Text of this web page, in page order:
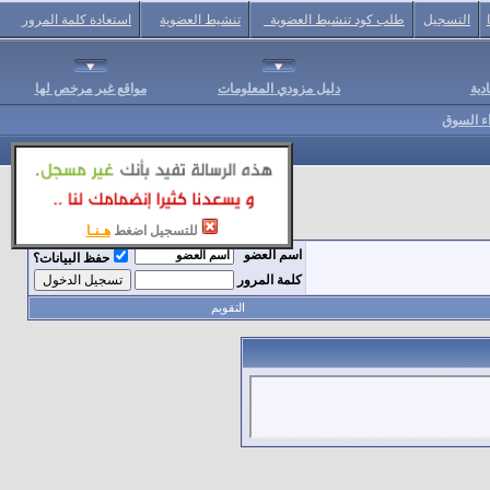
للتسجيل اضغط هـنـا
التسجيل طلب كود تنشيط العضوية تنشيط العضوية استعادة كلمة المرور
دليل مزودي المعلومات مواقع غير مرخص لها
السوق
اسم العضو
حفظ البيانات؟
كلمة المرور
التقويم